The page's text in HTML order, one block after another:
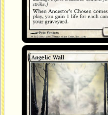
Mur angélique